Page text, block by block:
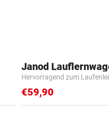
Janod
Hervorragend zum
€59,90